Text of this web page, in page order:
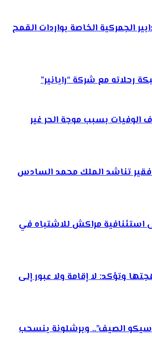
الجمركية الخاصة بواردات القمح
رحلاته مع شركة “رايانير”
الوفيات بسبب موجة الحر غير
فقير تناشد الملك محمد السادس
استئنافية مراكش للاشتباه في
وتؤكد: لا إقامة ولا عبور إلى
الصيف”.. وبرشلونة ينسحب